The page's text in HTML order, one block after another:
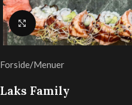
Klik for at forstørre
Forside/Menuer
Laks Family